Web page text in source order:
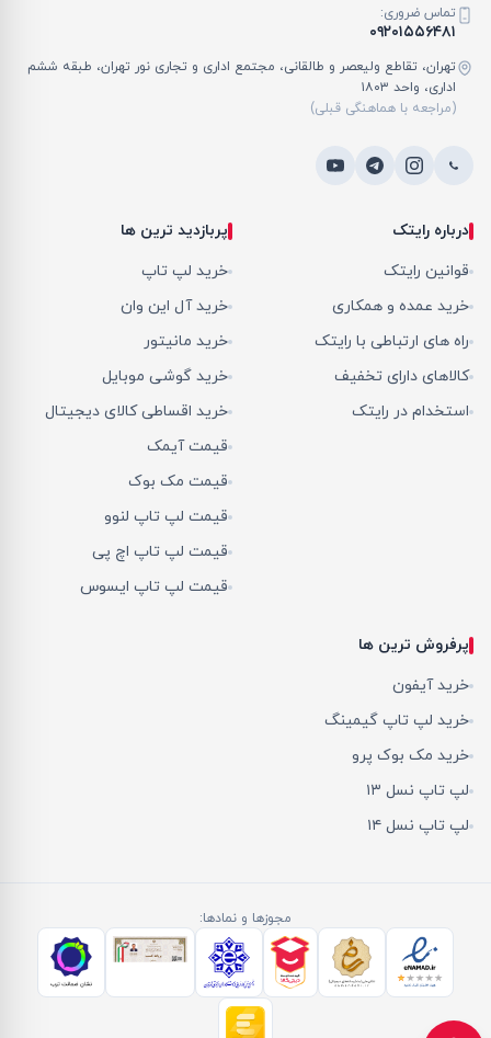
تماس ضروری:
۰۹۲۰۱۵۵۶۴۸۱
تهران، تقاطع ولیعصر و طالقانی، مجتمع اداری و تجاری نور تهران، طبقه ششم
اداری، واحد ۱۸۰۳
(مراجعه با هماهنگی قبلی)
درباره رایتک
قوانین رایتک
خرید عمده و همکاری
راه های ارتباطی با رایتک
کالاهای دارای تخفیف
استخدام در رایتک
پربازدید ترین ها
خرید لپ تاپ
خرید آل این وان
خرید مانیتور
خرید گوشی موبایل
خرید اقساطی کالای دیجیتال
قیمت آیمک
قیمت مک بوک
قیمت لپ تاپ لنوو
قیمت لپ تاپ اچ پی
قیمت لپ تاپ ایسوس
پرفروش ترین ها
خرید آیفون
خرید لپ تاپ گیمینگ
خرید مک بوک پرو
لپ تاپ نسل ۱۳
لپ تاپ نسل ۱۴
مجوزها و نمادها: